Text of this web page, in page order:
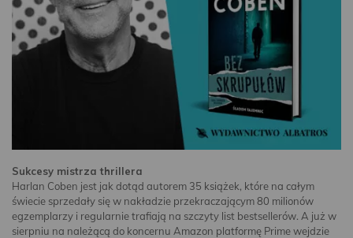
Sukcesy mistrza thrillera
Harlan Coben jest jak dotąd autorem 35 książek, które na całym
świecie sprzedały się w nakładzie przekraczającym 80 milionów
egzemplarzy i regularnie trafiają na szczyty list bestsellerów. A już w
sierpniu na należącą do koncernu Amazon platformę Prime wejdzie